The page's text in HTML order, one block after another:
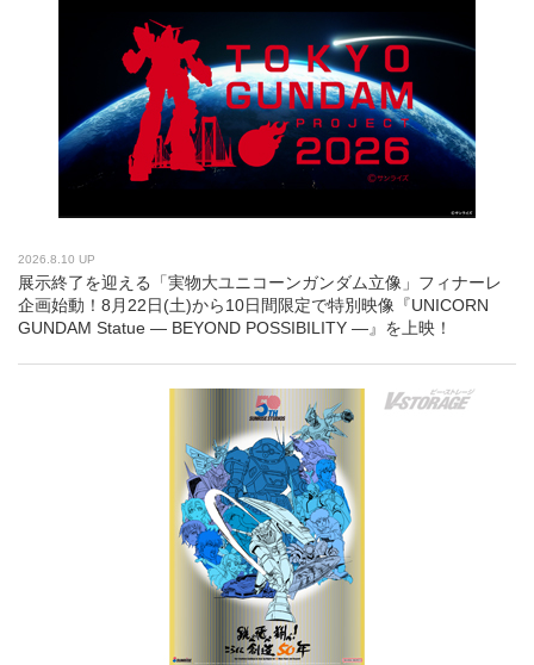
2026.8.10 UP
展示終了を迎える「実物大ユニコーンガンダム立像」フィナーレ
企画始動！8月22日(土)から10日間限定で特別映像『UNICORN
GUNDAM Statue ― BEYOND POSSIBILITY ―』を上映！